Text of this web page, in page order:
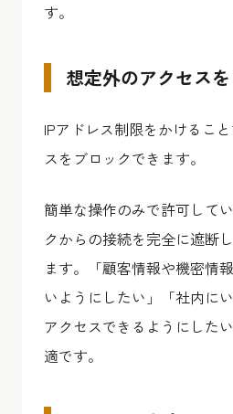
す。
想定外のアクセス
IPアドレス制限をかけるこ
スをブロックできます。
簡単な操作のみで許可して
クからの接続を完全に遮断
ます。「顧客情報や機密情
いようにしたい」「社内に
アクセスできるようにした
適です。